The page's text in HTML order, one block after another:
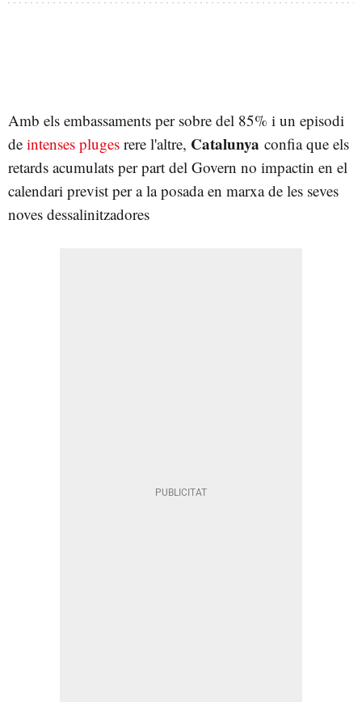
Amb els embassaments per sobre del 85% i un episodi
de intenses pluges rere l'altre, Catalunya confia que els
retards acumulats per part del Govern no impactin en el
calendari previst per a la posada en marxa de les seves
noves dessalinitzadores